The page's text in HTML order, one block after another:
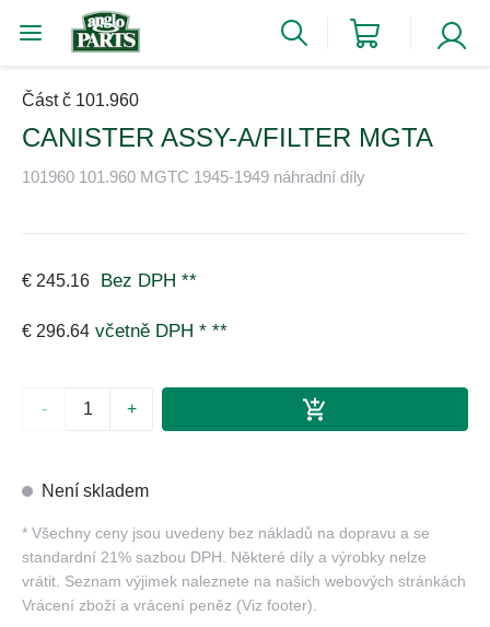
Část č 101.960
CANISTER ASSY-A/FILTER MGTA
101960 101.960 MGTC 1945-1949 náhradní díly
€ 245.16 Bez DPH **
€ 296.64 včetně DPH * **
- +
Není skladem
* Všechny ceny jsou uvedeny bez nákladů na dopravu a se
standardní 21% sazbou DPH. Některé díly a výrobky nelze
vrátit. Seznam výjimek naleznete na našich webových stránkách
Vrácení zboží a vrácení peněz (Viz footer).